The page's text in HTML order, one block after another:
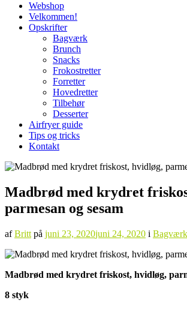
Webshop
Velkommen!
Opskrifter
Bagværk
Brunch
Snacks
Frokostretter
Forretter
Hovedretter
Tilbehør
Desserter
Airfryer guide
Tips og tricks
Kontakt
Madbrød med krydret
parmesan og sesam
afBritt på juni 23, 2020juni 24, 2020 i Bagværk
Madbrød med krydret friskost, hvidløg,
8 styk